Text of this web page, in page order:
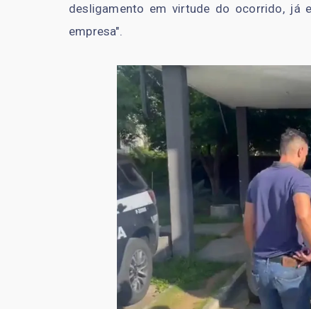
desligamento em virtude do ocorrido, já
empresa".